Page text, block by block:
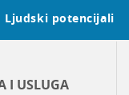
Ljudski potencijali
I USLUGA